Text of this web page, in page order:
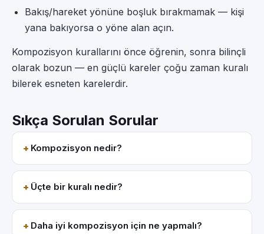
Bakış/hareket yönüne boşluk bırakmamak — kişi
yana bakıyorsa o yöne alan açın.
Kompozisyon kurallarını önce öğrenin, sonra bilinçli
olarak bozun — en güçlü kareler çoğu zaman kuralı
bilerek esneten karelerdir.
Sıkça Sorulan Sorular
Kompozisyon nedir?
Üçte bir kuralı nedir?
Daha iyi kompozisyon için ne yapmalı?